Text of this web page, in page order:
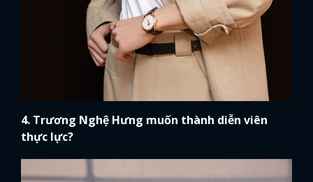
4. Trương Nghệ Hưng muốn thành diễn viên
thực lực?